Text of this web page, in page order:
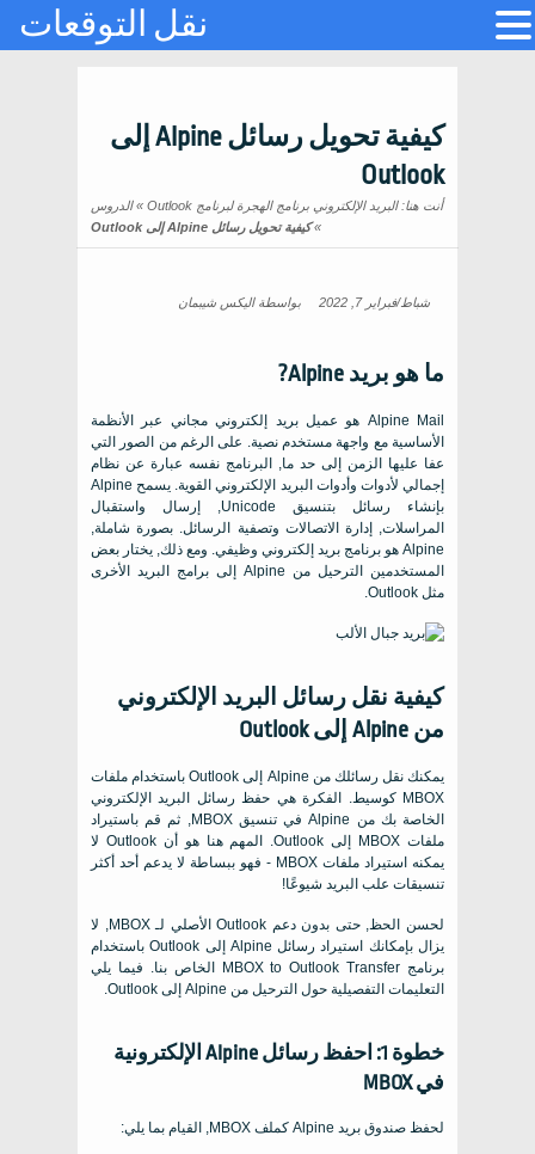
كيفية تحويل رسائل Alpine إلى
Outlook
أنت هنا:البريد الإلكتروني برنامج الهجرة لبرنامج Outlook »الدروس
»كيفية تحويل رسائل Alpine إلى Outlook
شباط/فبراير 7, 2022 بواسطةاليكس شيبمان
ما هو بريد Alpine?
Alpine Mail هو عميل بريد إلكتروني مجاني عبر الأنظمة
الأساسية مع واجهة مستخدم نصية. على الرغم من الصور التي
عفا عليها الزمن إلى حد ما, البرنامج نفسه عبارة عن نظام
إجمالي لأدوات وأدوات البريد الإلكتروني القوية. يسمح Alpine
بإنشاء رسائل بتنسيق Unicode, إرسال واستقبال
المراسلات, إدارة الاتصالات وتصفية الرسائل. بصورة شاملة,
Alpine هو برنامج بريد إلكتروني وظيفي. ومع ذلك, يختار بعض
المستخدمين الترحيل من Alpine إلى برامج البريد الأخرى
مثل Outlook.
كيفية نقل رسائل البريد الإلكتروني
من Alpine إلى Outlook
يمكنك نقل رسائلك من Alpine إلى Outlook باستخدام ملفات
MBOX كوسيط. الفكرة هي حفظ رسائل البريد الإلكتروني
الخاصة بك من Alpine في تنسيق MBOX, ثم قم باستيراد
ملفات MBOX إلى Outlook. المهم هنا هو أن Outlook لا
يمكنه استيراد ملفات MBOX - فهو ببساطة لا يدعم أحد أكثر
تنسيقات علب البريد شيوعًا!
لحسن الحظ, حتى بدون دعم Outlook الأصلي لـ MBOX, لا
يزال بإمكانك استيراد رسائل Alpine إلى Outlook باستخدام
برنامج MBOX to Outlook Transfer الخاص بنا. فيما يلي
التعليمات التفصيلية حول الترحيل من Alpine إلى Outlook.
خطوة 1: احفظ رسائل Alpine الإلكترونية
في MBOX
لحفظ صندوق بريد Alpine كملف MBOX, القيام بما يلي:
نقل التوقعات